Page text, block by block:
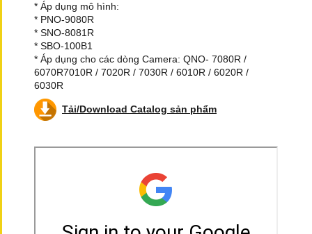
* Áp dụng mô hình:
* PNO-9080R
* SNO-8081R
* SBO-100B1
* Áp dụng cho các dòng Camera: QNO- 7080R /
6070R7010R / 7020R / 7030R / 6010R / 6020R /
6030R
Tải/Download Catalog sản phẩm